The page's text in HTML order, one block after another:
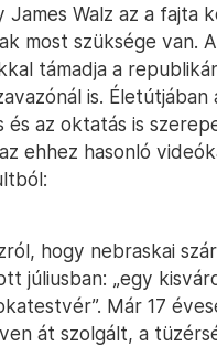
James Walz az a fajta
most szüksége van.
támadja a
is.
és az oktatás is
ehhez hasonló
hogy nebraskai
júliusban: „egy
Már 17
át szolgált, a